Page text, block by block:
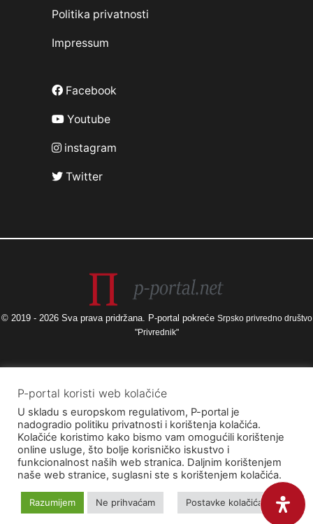
Politika privatnosti
Impressum
Facebook
Youtube
instagram
Twitter
© 2019 - 2026 Sva prava pridržana. P-portal pokreće Srpsko privredno društvo
"Privrednik"
Izneseni stavovi i mišljenja samo su autorova i ne odražavaju nužno
službena stajališta Europske unije ili Europske komisije, kao ni stajališta
Agencije za elektroničke medije ni Ministarstva kulture i medija. Europska
unija i Europska komisija, kao ni Agencija za elektroničke medije ni
Ministarstvo kulture i medija ne mogu se smatrati odgovornima za njih.
P-portal koristi web kolačiće
U skladu s europskom regulativom, P-portal je
nadogradio politiku privatnosti i korištenja kolačića.
Kolačiće koristimo kako bismo vam omogućili korištenje
online usluge, što bolje korisničko iskustvo i
funkcionalnost naših web stranica. Daljnim korištenjem
naše web stranice, suglasni ste s korištenjem kolačića.
Razumijem Ne prihvaćam Postavke kolačića